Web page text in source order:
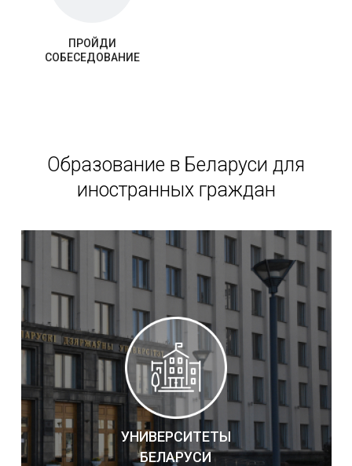
ПРОЙДИ
СОБЕСЕДОВАНИЕ
Образование в Беларуси для
иностранных граждан
УНИВЕРСИТЕТЫ
БЕЛАРУСИ